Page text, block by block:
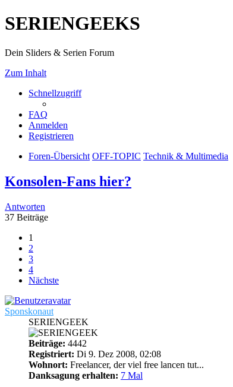
SERIENGEEKS
Dein Sliders & Serien Forum
Zum Inhalt
Schnellzugriff
FAQ
Anmelden
Registrieren
Foren-Übersicht OFF-TOPIC Technik & Multimedia
Konsolen-Fans hier?
Antworten
37 Beiträge
1
2
3
4
Nächste
Sponskonaut
SERIENGEEK
Beiträge: 4442
Registriert: Di 9. Dez 2008, 02:08
Wohnort: Freelancer, der viel free lancen tut...
Danksagung erhalten: 7 Mal